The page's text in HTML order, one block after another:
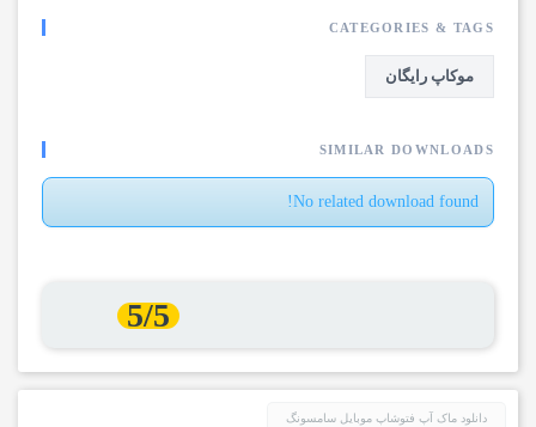
CATEGORIES & TAGS
موکاپ رایگان
SIMILAR DOWNLOADS
No related download found!
5/5
دانلود ماک آپ فتوشاپ موبایل سامسونگ